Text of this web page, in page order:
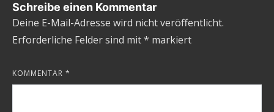
Schreibe einen Kommentar
Deine E-Mail-Adresse wird nicht veröffentlicht.
Erforderliche Felder sind mit* markiert
KOMMENTAR *